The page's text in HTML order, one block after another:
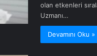
olan etkenleri
Uzmanı…
Devamını Oku »